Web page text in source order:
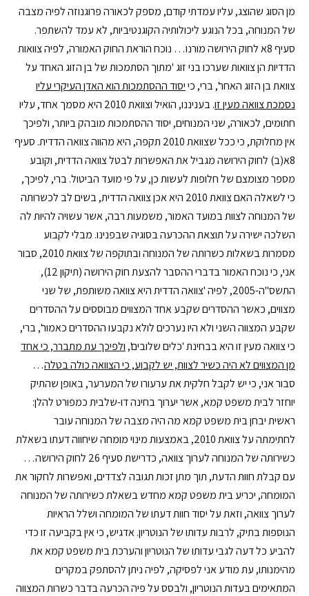
מן הסוג שהוצג, עליו עמדתי קודם, מספק לכאורה פרוגנוזה לפיה מצבה
של המנוחה, בכל הנוגע ליכולותיה הקוגנטיביות, לא עמד להשתפר.
סעיף 8א לחוק הירושה מורנו… נוכח הוראת החוק האמורה, לפיה צוואות
הדדיות הן צוואות שערכו בני זוג 'מתוך הסתמכות של בן הזוג האחד על
צוואת בן הזוג האחר', ברי, כייסוד ההסתמכות הוא האדן העיקרי עליו
נסמכת צוואה מעין זו
. בעניננו, הואיל וצוואת 2010 היא מסמך אחד, עליו
חתומים, לכאורה, שני המנוחים, יסוד ההסתמכות מובהק ביותר, ולפיכך
אין מחלוקת, כי ככל שצוואת 2010 תקפה, היא מהווה צוואה הדדית. סעיף
8א(ב) לחוק הירושה מגביל את האפשרות לבטל צוואה הדדית, וקובע
מספר מצומצם של חלופות לעשות כן, על פי מועד הביטול. ברי, לפיכך,
כי לשאלה האם צוואת 2010 היא אכן צוואה הדדית, בשים לב לכשרותה
של המנוחה לצוות במועד האמור, משמעות רבה, אשר עשויה להיות לה
השלכה ישירה על תוצאת ההכרעה בסוגיה שבפנינו. מבלי לקבוע
מסמרות בשאלות כשרותה של המנוחה ובתוקפה של צוואת 2010, סבור
אני, כי נוכח האמור בדברי ההסבר להצעת חוק הירושה (תיקון 12),
התשס"ה-2005, לפיה 'צוואה הדדית היא צוואה משותפת, של שני
מצווים, כאשר ההסדרים שקבע אחד המצווים מבוססים על ההסדרים
שקבע המצווה השני ולא היו נערכים לולא נקבעו ההסדרים כאמור', ברי,
כי צוואה מעין זו היא בבחינת 'כלים שלובים', ולפיכך עת מתברר, כי אחד
מן המצווים לא היה כשיר לצוות, יש לקבוע, כי הצוואה כולה בטלה…
סבור אני, כי יש לקבל חלקית את ערעורו של המערער, באופן שהתיק
יוחזר לבית משפט קמא, אשר יערוך בחינה דו-שלבית כמפורט להלן:
ראשית יבחן בית משפט קמא מה היה מצבה של המנוחה עובר
לחתימתה על צוואת 2010, באמצעות מינוי מומחה שיחווה דעתו בשאלת
כשירותה של המנוחה לערוך צוואה, כדרישת סעיף 26 לחוק הירושה…
עם קבלת חוות הדעת, תוך מתן זכות תגובה לצדדים, ואפשרות לחקור את
המומחה, יכריע בית משפט קמא מחדש בשאלת כשירותה של המנוחה
לערוך צוואה, וזאת על יסוד חוות דעתו של המומחה ושלל הראיות
הנוספות בתיק, לרבות עדותו של הנוטריון. אדגיש, כי אין בקביעה זו כדי
להביע כל דעה לגבי עדותו של הנוטריון והערכת בית משפט קמא את
מהימנותו, עת מודע אני לפסיקה, לפיה ניתן להסתפק במקרים
המתאימים בעדות הנוטריון, ולבסס על פיה הכרעה בדבר כשרות המצווה